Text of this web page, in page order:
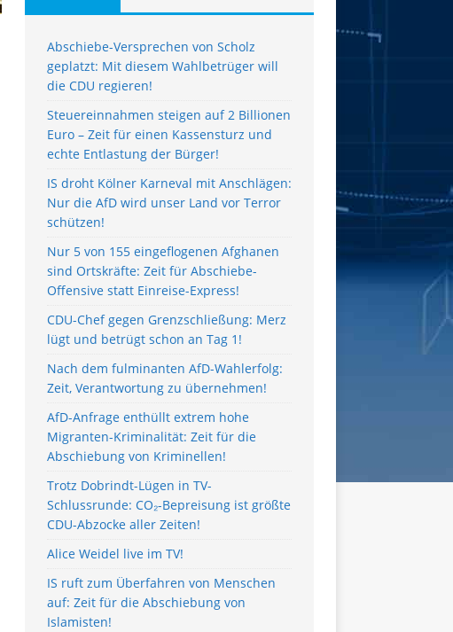
Abschiebe-Versprechen von Scholz
geplatzt: Mit diesem Wahlbetrüger will
die CDU regieren!
Steuereinnahmen steigen auf 2 Billionen
Euro – Zeit für einen Kassensturz und
echte Entlastung der Bürger!
IS droht Kölner Karneval mit Anschlägen:
Nur die AfD wird unser Land vor Terror
schützen!
Nur 5 von 155 eingeflogenen Afghanen
sind Ortskräfte: Zeit für Abschiebe-
Offensive statt Einreise-Express!
CDU-Chef gegen Grenzschließung: Merz
lügt und betrügt schon an Tag 1!
Nach dem fulminanten AfD-Wahlerfolg:
Zeit, Verantwortung zu übernehmen!
AfD-Anfrage enthüllt extrem hohe
Migranten-Kriminalität: Zeit für die
Abschiebung von Kriminellen!
Trotz Dobrindt-Lügen in TV-
Schlussrunde: CO₂-Bepreisung ist größte
CDU-Abzocke aller Zeiten!
Alice Weidel live im TV!
IS ruft zum Überfahren von Menschen
auf: Zeit für die Abschiebung von
Islamisten!